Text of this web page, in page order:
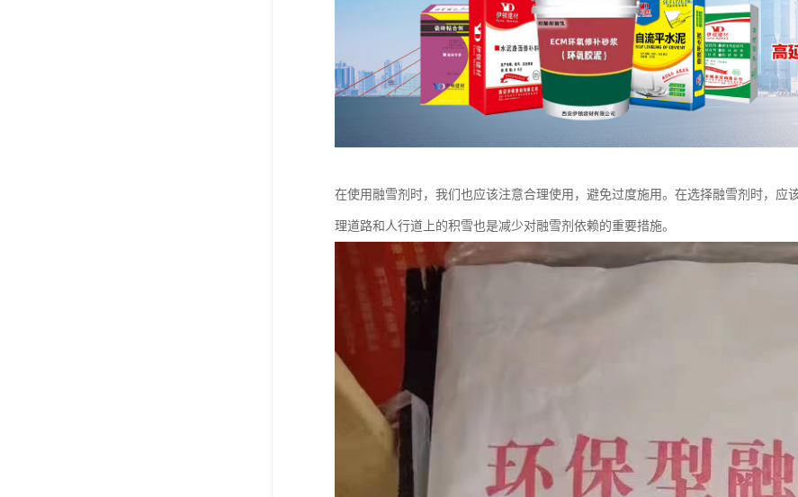
在使用融雪剂时，我们也应该注意合理使用，避免过度施用。在选择融雪剂时，应
理道路和人行道上的积雪也是减少对融雪剂依赖的重要措施。